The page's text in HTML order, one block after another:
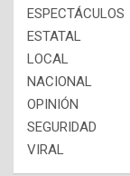
ESPECTÁCULOS
ESTATAL
LOCAL
NACIONAL
OPINIÓN
SEGURIDAD
VIRAL